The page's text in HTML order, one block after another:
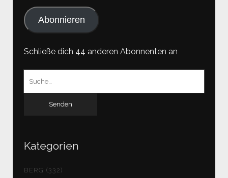
Abonnieren
Schließe dich 44 anderen Abonnenten an
Kategorien
BERG (332)